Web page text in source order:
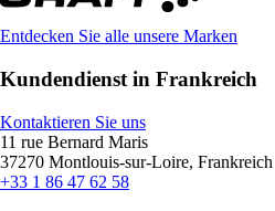
Entdecken Sie alle unsere Marken
Kundendienst in Frankreich
Kontaktieren Sie uns
11 rue Bernard Maris
37270 Montlouis-sur-Loire, Frankreich
+33 1 86 47 62 58